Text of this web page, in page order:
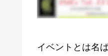
イベントとは名